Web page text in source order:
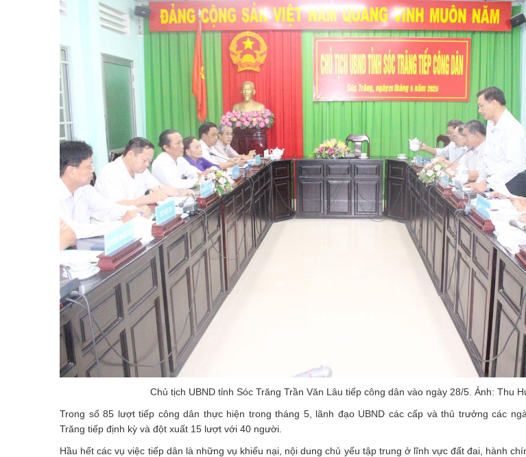
Chủ tịch UBND tỉnh Sóc Trăng Trần Văn Lâu tiếp công dân vào ngày 28/5. Ảnh: Thu
Trong số 85 lượt tiếp công dân thực hiện trong tháng 5, lãnh đạo UBND các cấp và thủ trưởng các
Trăng tiếp định kỳ và đột xuất 15 lượt với 40 người.
Hầu hết các vụ việc tiếp dân là những vụ khiếu nại, nội dung chủ yếu tập trung ở lĩnh vực đất đai, hành